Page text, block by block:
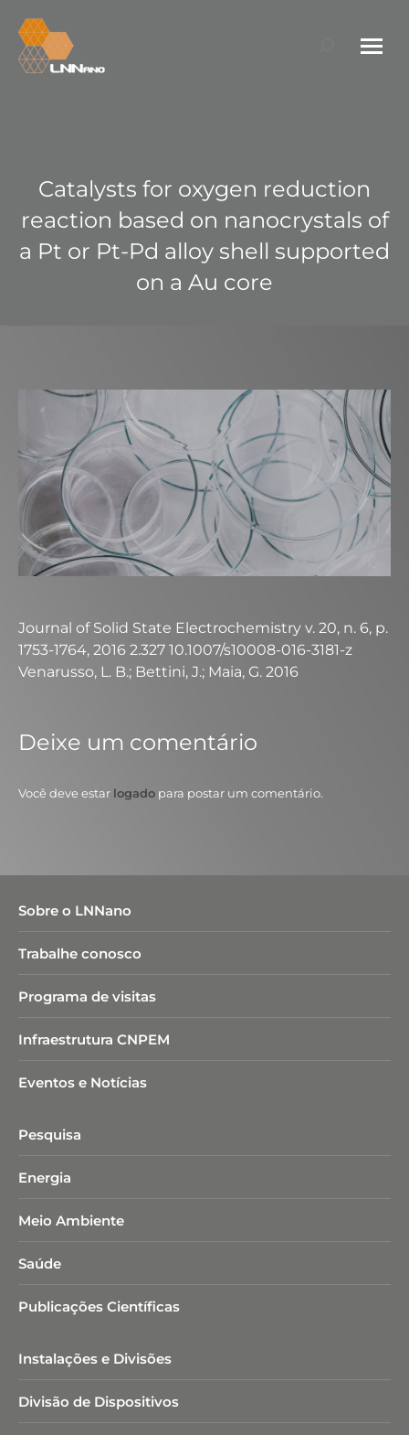
Search:
Catalysts for oxygen reduction
reaction based on nanocrystals of
a Pt or Pt-Pd alloy shell supported
on a Au core
Journal of Solid State Electrochemistry v. 20, n. 6, p.
1753-1764, 2016 2.327 10.1007/s10008-016-3181-z
Venarusso, L. B.; Bettini, J.; Maia, G. 2016
Deixe um comentário
Você deve estar logado para postar um comentário.
Sobre o LNNano
Trabalhe conosco
Programa de visitas
Infraestrutura CNPEM
Eventos e Notícias
Pesquisa
Energia
Meio Ambiente
Saúde
Publicações Científicas
Instalações e Divisões
Divisão de Dispositivos